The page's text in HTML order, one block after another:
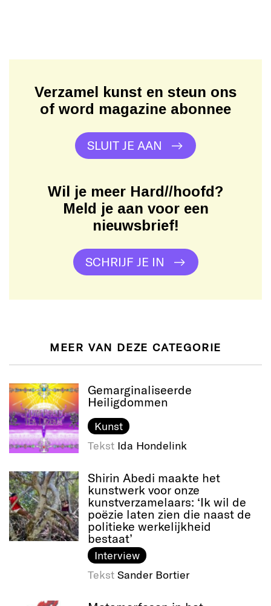
Verzamel kunst en steun ons
of word magazine abonnee
SLUIT JE AAN
Wil je meer Hard//hoofd?
Meld je aan voor een
nieuwsbrief!
SCHRIJF JE IN
MEER VAN DEZE CATEGORIE
Gemarginaliseerde
Heiligdommen
Kunst
Tekst Ida Hondelink
Shirin Abedi maakte het
kunstwerk voor onze
kunstverzamelaars: ‘Ik wil de
poëzie laten zien die naast de
politieke werkelijkheid
bestaat’
Interview
Tekst Sander Bortier